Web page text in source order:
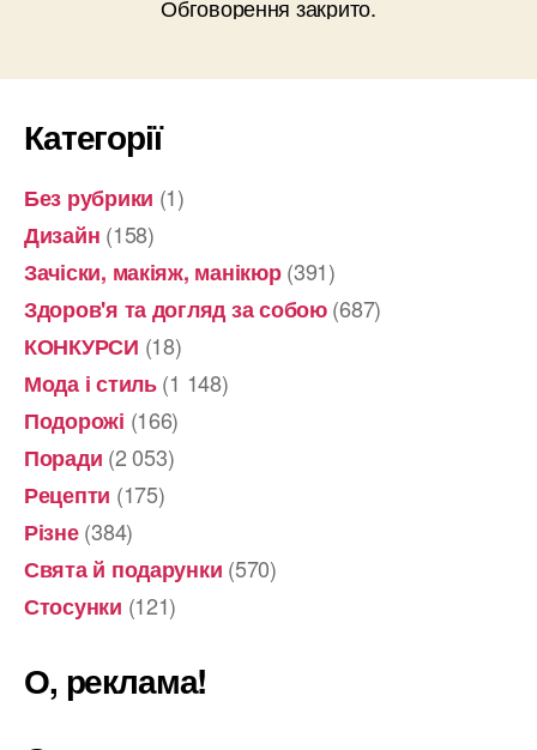
Обговорення закрито.
Категорії
Без рубрики (1)
Дизайн (158)
Зачіски, макіяж, манікюр(391)
Здоров'я та догляд за собою(687)
КОНКУРСИ (18)
Мода і стиль(1 148)
Подорожі (166)
Поради (2 053)
Рецепти (175)
Різне(384)
Свята й подарунки (570)
Стосунки (121)
О, реклама!